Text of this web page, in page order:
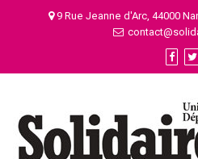
9 Rue Jeanne d'Arc, 44000